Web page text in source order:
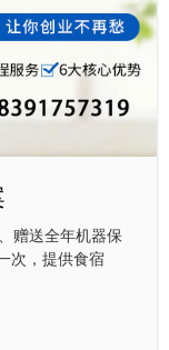
赠送全年机器保
次，提供食宿